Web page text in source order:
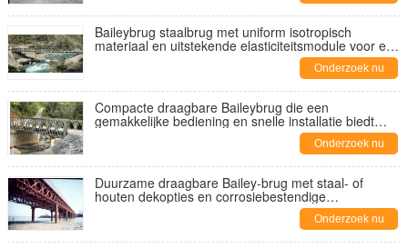
Baileybrug staalbrug met uniform isotropisch
materiaal en uitstekende elasticiteitsmodule voor een
Onderzoek nu
Compacte draagbare Baileybrug die een
gemakkelijke bediening en snelle installatie biedt
Onderzoek nu
Duurzame draagbare Bailey-brug met staal- of
houten dekopties en corrosiebestendige
oppervlaktebescherming op lange termijnOnderzoek nu